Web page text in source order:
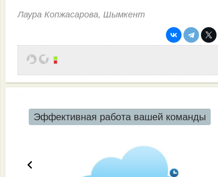
Лаура Копжасарова, Шымкент
Эффективная работа вашей команды